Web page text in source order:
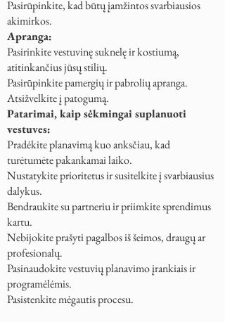
Pasirūpinkite, kad būtų įamžintos svarbiausios
akimirkos.
Apranga:
Pasirinkite vestuvinę suknelę ir kostiumą,
atitinkančius jūsų stilių.
Pasirūpinkite pamergių ir pabrolių apranga.
Atsižvelkite į patogumą.
Patarimai, kaip sėkmingai suplanuoti
vestuves:
Pradėkite planavimą kuo anksčiau, kad
turėtumėte pakankamai laiko.
Nustatykite prioritetus ir susitelkite į svarbiausius
dalykus.
Bendraukite su partneriu ir priimkite sprendimus
kartu.
Nebijokite prašyti pagalbos iš šeimos, draugų ar
profesionalų.
Pasinaudokite vestuvių planavimo įrankiais ir
programėlėmis.
Pasistenkite mėgautis procesu.